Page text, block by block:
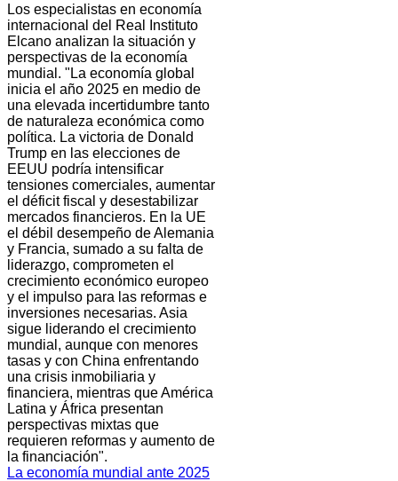
Los especialistas en economía
internacional del Real Instituto
Elcano analizan la situación y
perspectivas de la economía
mundial. "La economía global
inicia el año 2025 en medio de
una elevada incertidumbre tanto
de naturaleza económica como
política. La victoria de Donald
Trump en las elecciones de
EEUU podría intensificar
tensiones comerciales, aumentar
el déficit fiscal y desestabilizar
mercados financieros. En la UE
el débil desempeño de Alemania
y Francia, sumado a su falta de
liderazgo, comprometen el
crecimiento económico europeo
y el impulso para las reformas e
inversiones necesarias. Asia
sigue liderando el crecimiento
mundial, aunque con menores
tasas y con China enfrentando
una crisis inmobiliaria y
financiera, mientras que América
Latina y África presentan
perspectivas mixtas que
requieren reformas y aumento de
la financiación".
La economía mundial ante 2025